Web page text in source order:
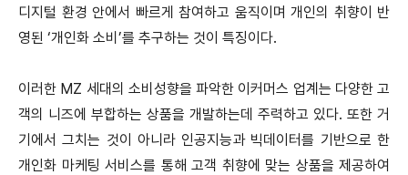
디지털 환경 안에서 빠르게 참여하고 움직이며 개인의 취향이 반
영된 ‘개인화 소비’를 추구하는 것이 특징이다.
이러한 MZ 세대의 소비성향을 파악한 이커머스 업계는 다양한 고
객의 니즈에 부합하는 상품을 개발하는데 주력하고 있다. 또한 거
기에서 그치는 것이 아니라 인공지능과 빅데이터를 기반으로 한
개인화 마케팅 서비스를 통해 고객 취향에 맞는 상품을 제공하여